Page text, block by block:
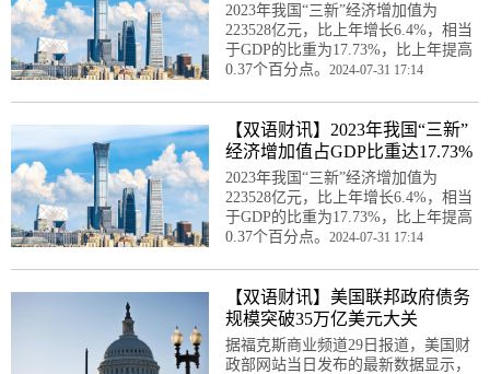
2023年我国“三新”经济增加值为
223528亿元，比上年增长6.4%，相当
于GDP的比重为17.73%，比上年提高
0.37个百分点。 2024-07-31 17:14
【双语财讯】2023年我国“三新”
经济增加值占GDP比重达17.73%
2023年我国“三新”经济增加值为
223528亿元，比上年增长6.4%，相当
于GDP的比重为17.73%，比上年提高
0.37个百分点。 2024-07-31 17:14
【双语财讯】美国联邦政府债务
规模突破35万亿美元大关
据福克斯商业频道29日报道，美国财
政部网站当日发布的最新数据显示，